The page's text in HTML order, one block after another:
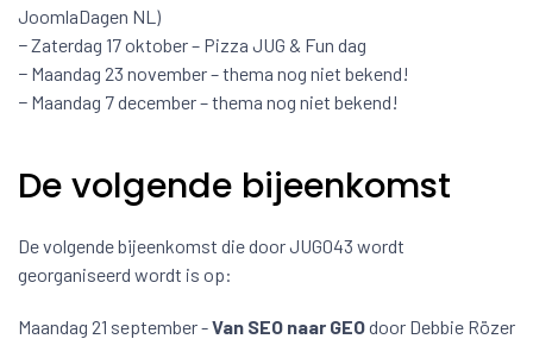
JoomlaDagen NL)
− Zaterdag 17 oktober – Pizza JUG & Fun dag
− Maandag 23 november – thema nog niet bekend!
− Maandag 7 december – thema nog niet bekend!
De volgende bijeenkomst
De volgende bijeenkomst die door JUG043 wordt
georganiseerd wordt is op:
Maandag 21 september -Van SEO naar GEOdoor Debbie Rözer